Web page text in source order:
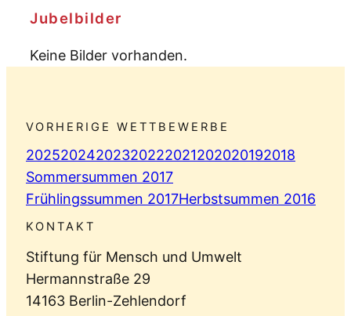
Jubelbilder
Keine Bilder vorhanden.
VORHERIGE WETTBEWERBE
20252024202320222021202020192018
Sommersummen 2017
Frühlingssummen 2017Herbstsummen 2016
KONTAKT
Stiftung für Mensch und Umwelt
Hermannstraße 29
14163 Berlin-Zehlendorf